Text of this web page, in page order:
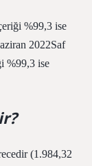
%99,3 ise
2022Saf
%99,3 ise
(1.984,32